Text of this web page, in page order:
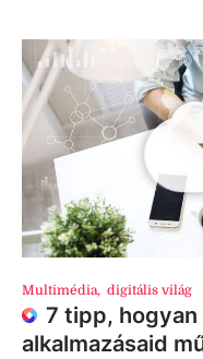
Multimédia, digitális világ
7 tipp,
alkalmazásaid